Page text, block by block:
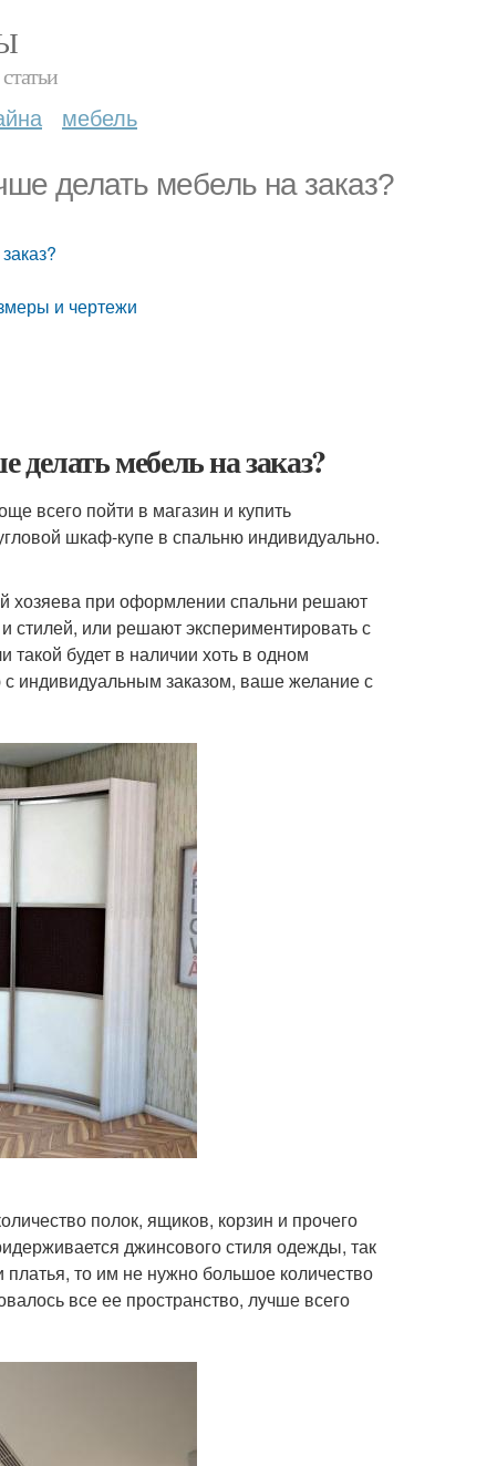
мебель
делать мебель на заказ?
и чертежи
мебель на заказ?
всего пойти в магазин и купить
шкаф-купе в спальню индивидуально.
хозяева при оформлении спальни решают
стилей, или решают экспериментировать с
будет в наличии хоть в одном
индивидуальным заказом, ваше желание с
полок, ящиков, корзин и прочего
джинсового стиля одежды, так
то им не нужно большое количество
все ее пространство, лучше всего